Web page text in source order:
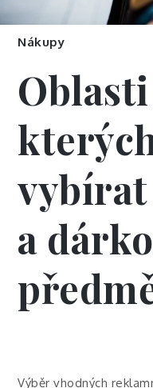
Nákupy
a
Výběr vhodných